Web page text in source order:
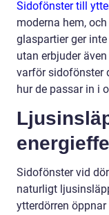
Sidofönster till
moderna hem,
glaspartier ger
utan erbjuder
varför sidofönster
hur de passar in i
Sidofönster vid
naturligt
ytterdörren